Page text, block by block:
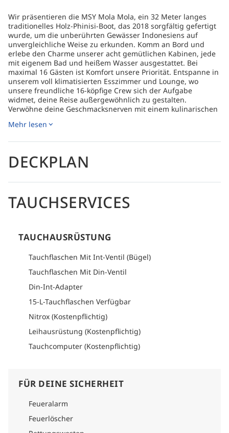
Wir präsentieren die MSY Mola Mola, ein 32 Meter langes
traditionelles Holz-Phinisi-Boot, das 2018 sorgfältig gefertigt
wurde, um die unberührten Gewässer Indonesiens auf
unvergleichliche Weise zu erkunden. Komm an Bord und
erlebe den Charme unserer acht gemütlichen Kabinen, jede
mit eigenem Bad und heißem Wasser ausgestattet. Bei
maximal 16 Gästen ist Komfort unsere Priorität. Entspanne in
unserem voll klimatisierten Esszimmer und Lounge, wo
unsere freundliche 16-köpfige Crew sich der Aufgabe
widmet, deine Reise außergewöhnlich zu gestalten.
Verwöhne deine Geschmacksnerven mit einem kulinarischen
internationalen und traditionellen Gerichten anbieten, die
Liveaboard-Unternehmen garantiert unsere professionelle
Crew eine unvergessliche Reise mit außergewöhnlichem
Tauchodysee und tauche ein in die atemberaubenden
Regionen Ost-Indonesiens, einschließlich Raja Ampat, die
Cendrawasih-Bucht, Banda, Ambon, Halmahera und Komodo,
Logistikabschnitt jedes Reiseplans nach detaillierten
Mehr lesen
DECKPLAN
TAUCHSERVICES
TAUCHAUSRÜSTUNG
Tauchflaschen Mit Int-Ventil (Bügel)
Tauchflaschen Mit Din-Ventil
Din-Int-Adapter
15-L-Tauchflaschen Verfügbar
Nitrox (Kostenpflichtig)
Leihausrüstung (Kostenpflichtig)
Tauchcomputer (Kostenpflichtig)
FÜR DEINE SICHERHEIT
Feueralarm
Feuerlöscher